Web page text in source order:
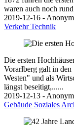
waren auch noch
2019-12-16 - Anonym
VerkehrTechnik
Die ersten
Vorarlberg galt in den
Westen" und als
längst beseitigt,......
2019-12-13 - Anonym
Gebäude Soziales